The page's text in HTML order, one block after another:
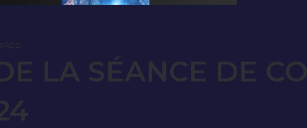
LA SÉANCE DE